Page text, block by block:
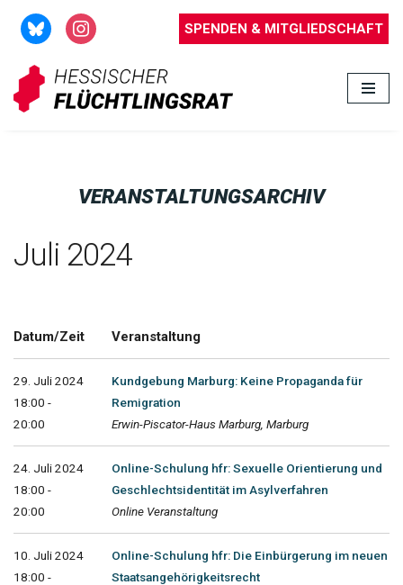
Zum
Inhalt
springen
SPENDEN & MITGLIEDSCHAFT
VERANSTALTUNGSARCHIV
Juli 2024
Datum/Zeit Veranstaltung
29. Juli 2024
18:00 -
20:00
Kundgebung Marburg: Keine Propaganda für
Remigration
Erwin-Piscator-Haus Marburg, Marburg
24. Juli 2024
18:00 -
20:00
Online-Schulung hfr: Sexuelle Orientierung und
Geschlechtsidentität im Asylverfahren
Online Veranstaltung
10. Juli 2024
18:00 -
Online-Schulung hfr: Die Einbürgerung im neuen
Staatsangehörigkeitsrecht